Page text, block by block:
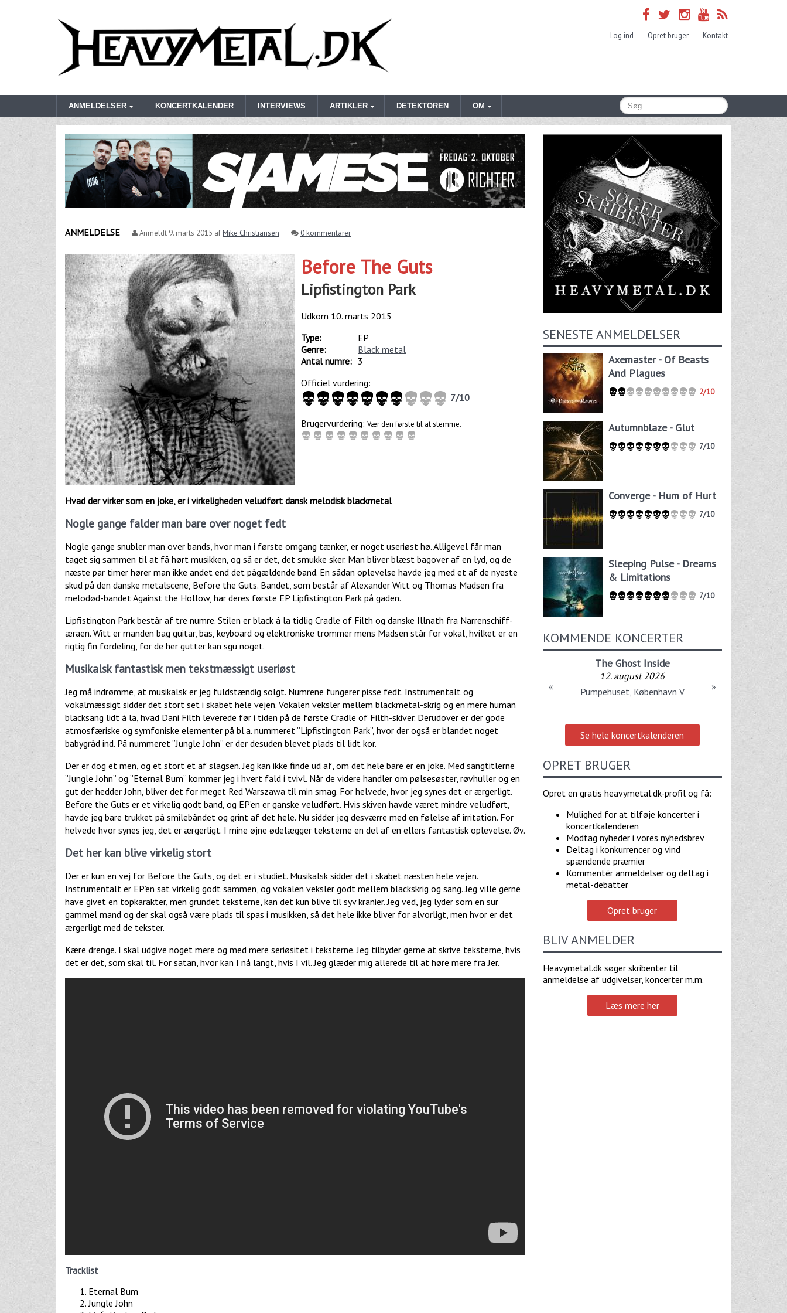
Log ind Opret bruger Kontakt
ANMELDELSER KONCERTKALENDER INTERVIEWS ARTIKLER DETEKTOREN OM
ANMELDELSE Anmeldt 9. marts 2015 afMike Christiansen 0 kommentarer
Before The Guts
Lipfistington Park
Udkom 10. marts 2015
Type:
EP
Genre:
Black metal
Antal numre: 3
Officiel vurdering:
7/10
Brugervurdering: Vær den første til at stemme.
Hvad der virker som en joke, er i virkeligheden veludført dansk melodisk blackmetal
Nogle gange falder man bare over noget fedt
Nogle gange snubler man over bands, hvor man i første omgang tænker, er noget useriøst hø. Alligevel får man
taget sig sammen til at få hørt musikken, og så er det, det smukke sker. Man bliver blæst bagover af en lyd, og de
næste par timer hører man ikke andet end det pågældende band. En sådan oplevelse havde jeg med et af de nyeste
skud på den danske metalscene, Before the Guts. Bandet, som består af Alexander Witt og Thomas Madsen fra
melodød-bandet Against the Hollow, har deres første EP Lipfistington Park på gaden.
Lipfistington Park består af tre numre. Stilen er black á la tidlig Cradle of Filth og danske Illnath fra Narrenschiff-
æraen. Witt er manden bag guitar, bas, keyboard og elektroniske trommer mens Madsen står for vokal, hvilket er en
rigtig fin fordeling, for de her gutter kan sgu noget.
Musikalsk fantastisk men tekstmæssigt useriøst
Jeg må indrømme, at musikalsk er jeg fuldstændig solgt. Numrene fungerer pisse fedt. Instrumentalt og
vokalmæssigt sidder det stort set i skabet hele vejen. Vokalen veksler mellem blackmetal-skrig og en mere human
blacksang lidt á la, hvad Dani Filth leverede før i tiden på de første Cradle of Filth-skiver. Derudover er der gode
atmosfæriske og symfoniske elementer på bl.a. nummeret ”Lipfistington Park”, hvor der også er blandet noget
babygråd ind. På nummeret ”Jungle John” er der desuden blevet plads til lidt kor.
Der er dog et men, og et stort et af slagsen. Jeg kan ikke finde ud af, om det hele bare er en joke. Med sangtitlerne
”Jungle John” og ”Eternal Bum” kommer jeg i hvert fald i tvivl. Når de videre handler om pølsesøster, røvhuller og en
gut der hedder John, bliver det for meget Red Warszawa til min smag. For helvede, hvor jeg synes det er ærgerligt.
Before the Guts er et virkelig godt band, og EP’en er ganske veludført. Hvis skiven havde været mindre veludført,
havde jeg bare trukket på smilebåndet og grint af det hele. Nu sidder jeg desværre med en følelse af irritation. For
helvede hvor synes jeg, det er ærgerligt. I mine øjne ødelægger teksterne en del af en ellers fantastisk oplevelse. Øv.
Det her kan blive virkelig stort
Der er kun en vej for Before the Guts, og det er i studiet. Musikalsk sidder det i skabet næsten hele vejen.
Instrumentalt er EP’en sat virkelig godt sammen, og vokalen veksler godt mellem blackskrig og sang. Jeg ville gerne
have givet en topkarakter, men grundet teksterne, kan det kun blive til syv kranier. Jeg ved, jeg lyder som en sur
gammel mand og der skal også være plads til spas i musikken, så det hele ikke bliver for alvorligt, men hvor er det
ærgerligt med de tekster.
Kære drenge. I skal udgive noget mere og med mere seriøsitet i teksterne. Jeg tilbyder gerne at skrive teksterne, hvis
det er det, som skal til. For satan, hvor kan I nå langt, hvis I vil. Jeg glæder mig allerede til at høre mere fra Jer.
Tracklist
Eternal Bum
Jungle John
SENESTE ANMELDELSER
Axemaster - Of Beasts
And Plagues
2/10
Autumnblaze - Glut
7/10
Converge - Hum of Hurt
7/10
Sleeping Pulse - Dreams
& Limitations
7/10
KOMMENDE KONCERTER
The Ghost Inside
12. august 2026
Pumpehuset, København V
« »
Se hele koncertkalenderen
OPRET BRUGER
Opret en gratis heavymetal.dk-profil og få:
Mulighed for at tilføje koncerter i
koncertkalenderen
Modtag nyheder i vores nyhedsbrev
Deltag i konkurrencer og vind
spændende præmier
Kommentér anmeldelser og deltag i
metal-debatter
Opret bruger
BLIV ANMELDER
Heavymetal.dk søger skribenter til
anmeldelse af udgivelser, koncerter m.m.
Læs mere her